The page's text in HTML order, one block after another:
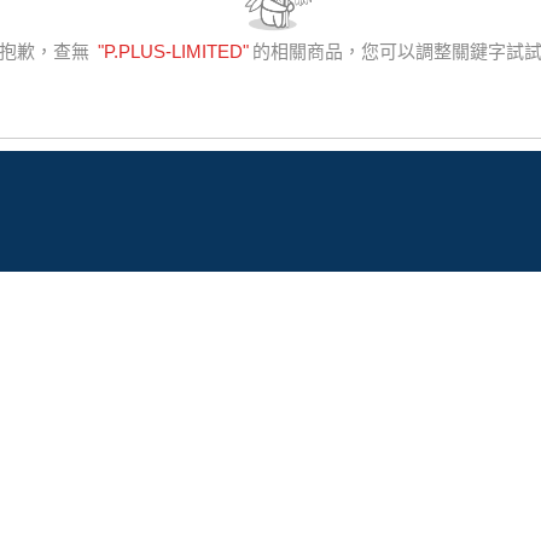
歉，查無 "P.PLUS-LIMITED" 的相關商品，您可以調整關鍵字試